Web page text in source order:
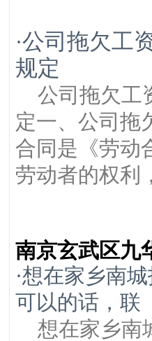
·公司拖欠工
规定
公司拖欠工
定一、公司拖
合同是《劳动
劳动者的权利
南京玄武区九
·想在家乡南
可以的话，联
想在家乡南